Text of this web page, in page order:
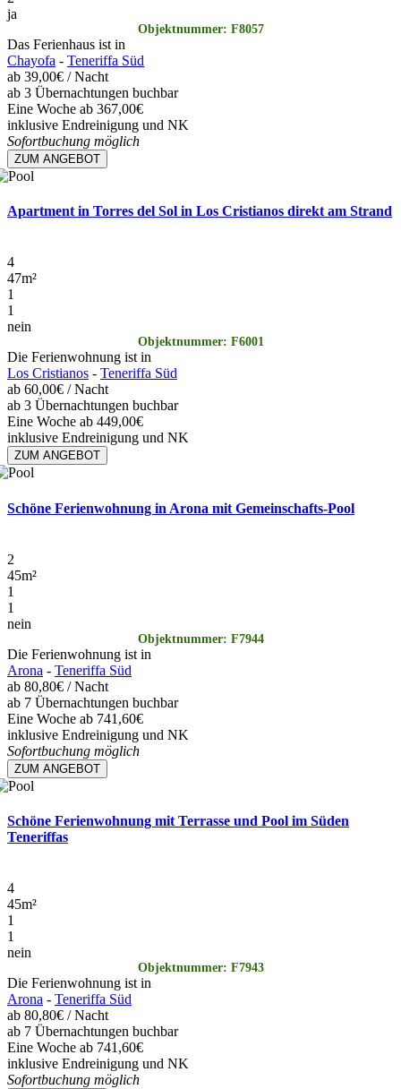
ja
Objektnummer: F8057
Das Ferienhaus ist in
Chayofa - Teneriffa Süd
ab 39,00€ / Nacht
ab 3 Übernachtungen buchbar
Eine Woche ab 367,00€
inklusive Endreinigung und NK
Sofortbuchung möglich
ZUM ANGEBOT
Apartment in Torres del Sol in Los Cristianos direkt am Strand
4
47m²
1
1
nein
Objektnummer: F6001
Die Ferienwohnung ist in
Los Cristianos - Teneriffa Süd
ab 60,00€ / Nacht
ab 3 Übernachtungen buchbar
Eine Woche ab 449,00€
inklusive Endreinigung und NK
ZUM ANGEBOT
Schöne Ferienwohnung in Arona mit Gemeinschafts-Pool
2
45m²
1
1
nein
Objektnummer: F7944
Die Ferienwohnung ist in
Arona - Teneriffa Süd
ab 80,80€ / Nacht
ab 7 Übernachtungen buchbar
Eine Woche ab 741,60€
inklusive Endreinigung und NK
Sofortbuchung möglich
ZUM ANGEBOT
Schöne Ferienwohnung mit Terrasse und Pool im Süden
Teneriffas
4
45m²
1
1
nein
Objektnummer: F7943
Die Ferienwohnung ist in
Arona - Teneriffa Süd
ab 80,80€ / Nacht
ab 7 Übernachtungen buchbar
Eine Woche ab 741,60€
inklusive Endreinigung und NK
Sofortbuchung möglich